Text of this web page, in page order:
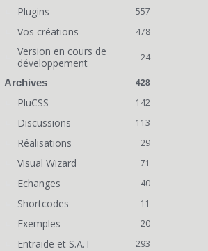
557
Plugins
478
Vos créations
24
Version en cours de
développement
428
Archives
142
PluCSS
113
Discussions
29
Réalisations
71
Visual Wizard
40
Echanges
11
Shortcodes
20
Exemples
293
Entraide et S.A.T